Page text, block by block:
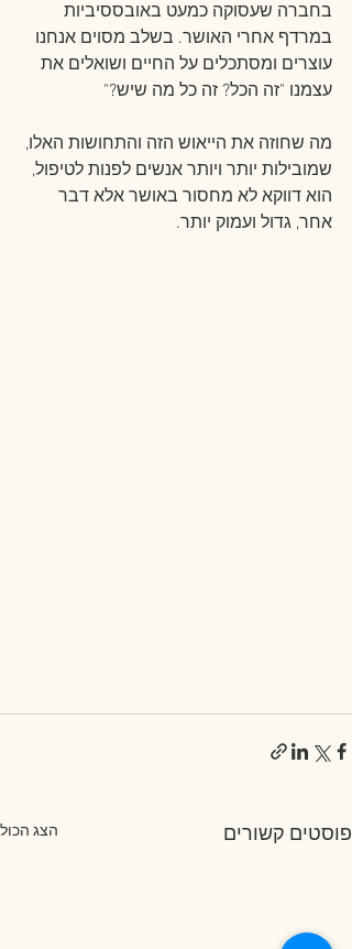
בחברה שעסוקה כמעט באובססיביות
במרדף אחרי האושר. בשלב מסוים אנחנו
עוצרים ומסתכלים על החיים ושואלים את
עצמנו "זה הכל? זה כל מה שיש?"
מה שחוזה את הייאוש הזה והתחושות האלו,
שמובילות יותר ויותר אנשים לפנות לטיפול,
הוא דווקא לא מחסור באושר אלא דבר
אחר, גדול ועמוק יותר.
פוסטים קשורים הצג הכול